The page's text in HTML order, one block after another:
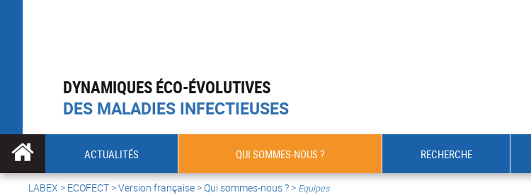
DYNAMIQUES ÉCO-ÉVOLUTIVES
DES MALADIES INFECTIEUSES
ACTUALITÉS QUI SOMMES-NOUS ? RECHERCHE
LABEX > ECOFECT>Version française> Qui sommes-nous ? > Equipes